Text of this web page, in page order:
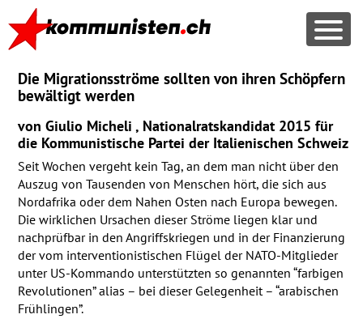
Die Migrationsströme sollten von ihren Schöpfern
bewältigt werden
von Giulio Micheli , Nationalratskandidat 2015 für
die Kommunistische Partei der Italienischen Schweiz
Seit Wochen vergeht kein Tag, an dem man nicht über den
Auszug von Tausenden von Menschen hört, die sich aus
Nordafrika oder dem Nahen Osten nach Europa bewegen.
Die wirklichen Ursachen dieser Ströme liegen klar und
nachprüfbar in den Angriffskriegen und in der Finanzierung
der vom interventionistischen Flügel der NATO-Mitglieder
unter US-Kommando unterstützten so genannten “farbigen
Revolutionen” alias – bei dieser Gelegenheit – “arabischen
Frühlingen”.